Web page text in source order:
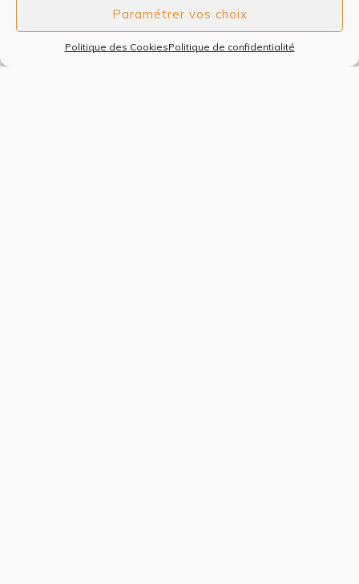
Paramétrer vos choix
Politique des CookiesPolitique de confidentialité
6 DÉCEMBRE 2024